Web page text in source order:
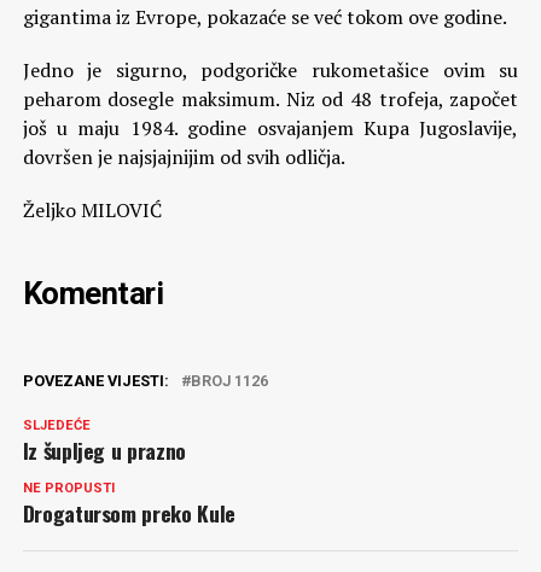
gigantima iz Evrope, pokazaće se već tokom ove godine.
Jedno je sigurno, podgoričke rukometašice ovim su
peharom dosegle maksimum. Niz od 48 trofeja, započet
još u maju 1984. godine osvajanjem Kupa Jugoslavije,
dovršen je najsjajnijim od svih odličja.
Željko MILOVIĆ
Komentari
POVEZANE VIJESTI: BROJ 1126
SLJEDEĆE
Iz šupljeg u prazno
NE PROPUSTI
Drogatursom preko Kule